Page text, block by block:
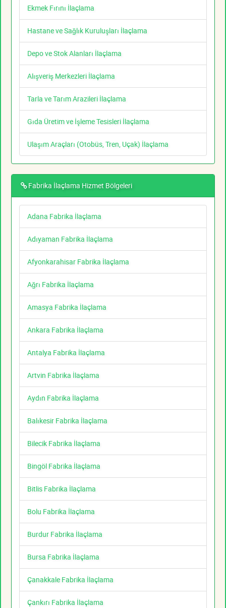
Ekmek Fırını İlaçlama
Hastane ve Sağlık Kuruluşları İlaçlama
Depo ve Stok Alanları İlaçlama
Alışveriş Merkezleri İlaçlama
Tarla ve Tarım Arazileri İlaçlama
Gıda Üretim ve İşleme Tesisleri İlaçlama
Ulaşım Araçları (Otobüs, Tren, Uçak) İlaçlama
Fabrika İlaçlama Hizmet Bölgeleri
Adana Fabrika İlaçlama
Adıyaman Fabrika İlaçlama
Afyonkarahisar Fabrika İlaçlama
Ağrı Fabrika İlaçlama
Amasya Fabrika İlaçlama
Ankara Fabrika İlaçlama
Antalya Fabrika İlaçlama
Artvin Fabrika İlaçlama
Aydın Fabrika İlaçlama
Balıkesir Fabrika İlaçlama
Bilecik Fabrika İlaçlama
Bingöl Fabrika İlaçlama
Bitlis Fabrika İlaçlama
Bolu Fabrika İlaçlama
Burdur Fabrika İlaçlama
Bursa Fabrika İlaçlama
Çanakkale Fabrika İlaçlama
Çankırı Fabrika İlaçlama